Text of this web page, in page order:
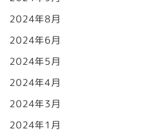
2024年8月
2024年6月
2024年5月
2024年4月
2024年3月
2024年1月